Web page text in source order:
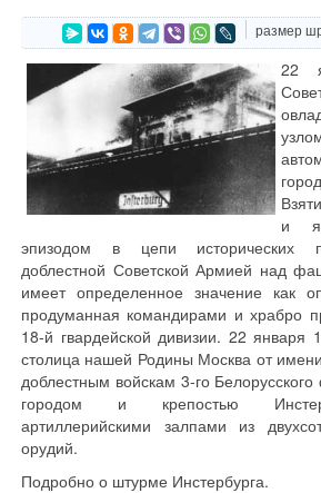
размер
22
и
эпизодом в цепи исторических
доблестной Советской Армией над
имеет определенное значение как
продуманная командирами и храбро
18-й гвардейской дивизии. 22 января
столица нашей Родины Москва от
доблестным войскам 3-го
городом и крепостью
артиллерийскими залпами из
орудий.
Подробно о штурме Инстербурга.